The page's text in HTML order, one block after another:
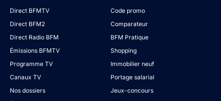
Direct BFMTV
Direct BFM2
Direct Radio BFM
Émissions BFMTV
Programme TV
Canaux TV
Nos dossiers
Code promo
Comparateur
BFM Pratique
Shopping
Immobilier neuf
Portage salarial
Jeux-concours